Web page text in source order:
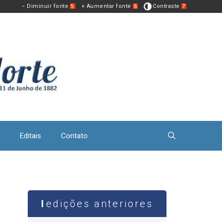
− Diminuir fonte 5 + Aumentar fonte 6 Contraste 7
Editais Contato
edições anteriores